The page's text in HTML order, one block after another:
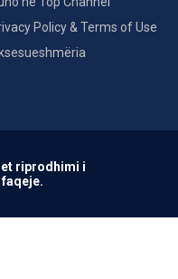
Policy & Terms of Use
riprodhimi i